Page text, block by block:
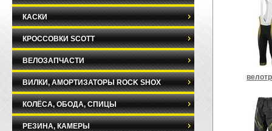
КАСКИ
КРОССОВКИ SCOTT
ВЕЛОЗАПЧАСТИ
ВИЛКИ, АМОРТИЗАТОРЫ ROCK SHOX
КОЛЁСА, ОБОДА, СПИЦЫ
РЕЗИНА, КАМЕРЫ